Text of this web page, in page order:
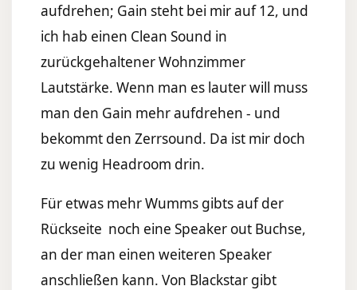
aufdrehen; Gain steht bei mir auf 12, und
ich hab einen Clean Sound in
zurückgehaltener Wohnzimmer
Lautstärke. Wenn man es lauter will muss
man den Gain mehr aufdrehen - und
bekommt den Zerrsound. Da ist mir doch
zu wenig Headroom drin.
Für etwas mehr Wumms gibts auf der
Rückseite noch eine Speaker out Buchse,
an der man einen weiteren Speaker
anschließen kann. Von Blackstar gibt